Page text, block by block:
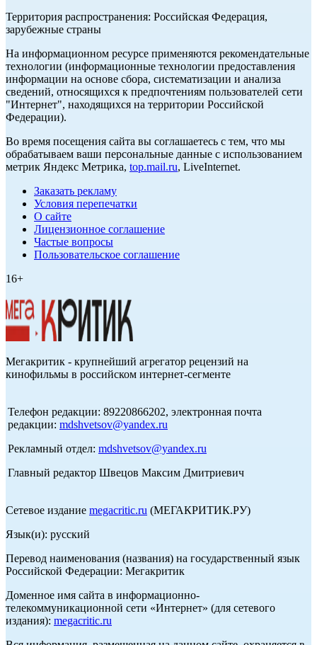
Территория распространения: Российская Федерация,
зарубежные страны
На информационном ресурсе применяются рекомендательные
технологии (информационные технологии предоставления
информации на основе сбора, систематизации и анализа
сведений, относящихся к предпочтениям пользователей сети
"Интернет", находящихся на территории Российской
Федерации).
Во время посещения сайта вы соглашаетесь с тем, что мы
обрабатываем ваши персональные данные с использованием
метрик Яндекс Метрика, top.mail.ru, LiveInternet.
Заказать рекламу
Условия перепечатки
О сайте
Лицензионное соглашение
Частые вопросы
Пользовательское соглашение
16+
Мегакритик - крупнейший агрегатор рецензий на
кинофильмы в российском интернет-сегменте
Телефон редакции: 89220866202, электронная почта
редакции: mdshvetsov@yandex.ru
Рекламный отдел: mdshvetsov@yandex.ru
Главный редактор Швецов Максим Дмитриевич
Сетевое издание megacritic.ru (МЕГАКРИТИК.РУ)
Язык(и): русский
Перевод наименования (названия) на государственный язык
Российской Федерации: Мегакритик
Доменное имя сайта в информационно-
телекоммуникационной сети «Интернет» (для сетевого
издания): megacritic.ru